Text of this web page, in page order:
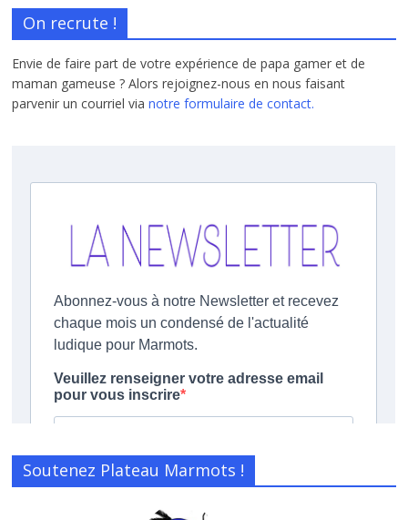
On recrute !
Envie de faire part de votre expérience de papa gamer et de
maman gameuse ? Alors rejoignez-nous en nous faisant
parvenir un courriel vianotre formulaire de contact.
Soutenez Plateau Marmots !